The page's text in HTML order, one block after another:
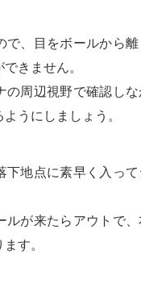
で、目をボールから
きません。
の周辺視野で確認し
うにしましょう。
下地点に素早く入っ
ルが来たらアウトで
す。